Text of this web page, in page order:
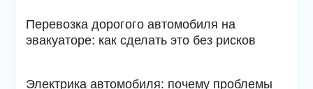
Перевозка дорогого автомобиля на
эвакуаторе: как сделать это без рисков
Электрика автомобиля: почему проблемы